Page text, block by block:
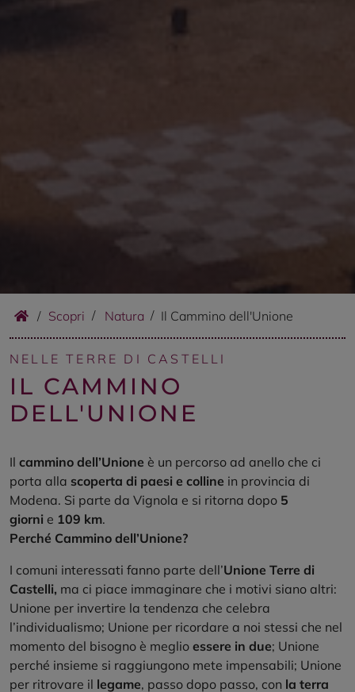
/ Scopri Natura Il Cammino dell'Unione
NELLE TERRE DI CASTELLI
IL CAMMINO
DELL'UNIONE
Il cammino dell’Unione è un percorso ad anello che ci
porta alla scoperta di paesi e colline in provincia di
Modena. Si parte da Vignola e si ritorna dopo 5
giorni e 109 km.
Perché Cammino dell’Unione?
I comuni interessati fanno parte dell’Unione Terre di
Castelli, ma ci piace immaginare che i motivi siano altri:
Unione per invertire la tendenza che celebra
l’individualismo; Unione per ricordare a noi stessi che nel
momento del bisogno è meglio essere in due; Unione
perché insieme si raggiungono mete impensabili; Unione
per ritrovare il legame, passo dopo passo, con la terra